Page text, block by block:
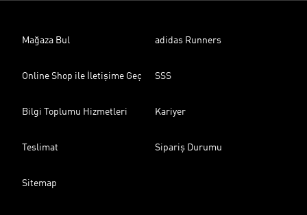
Mağaza Bul adidas Runners
Online Shop ile İletişime Geç SSS
Bilgi Toplumu Hizmetleri Kariyer
Teslimat Sipariş Durumu
Sitemap